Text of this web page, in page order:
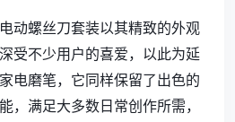
动螺丝刀套装以其精致的外观
受不少用户的喜爱，以此为延
电磨笔，它同样保留了出色的
，满足大多数日常创作所需，